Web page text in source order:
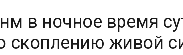
в ночное время
скоплению живой